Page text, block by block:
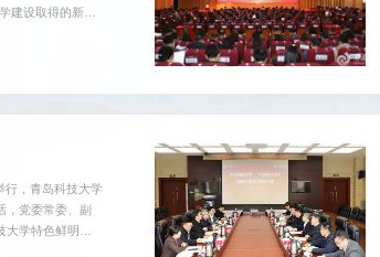
建设取得的新进
治属性、人民
行，青岛科技大学
，党委常委、副
学特色鲜明、